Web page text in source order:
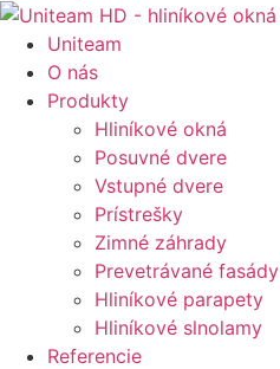
Uniteam
O nás
Produkty
Hliníkové okná
Posuvné dvere
Vstupné dvere
Prístrešky
Zimné záhrady
Prevetrávané fasády
Hliníkové parapety
Hliníkové slnolamy
Referencie